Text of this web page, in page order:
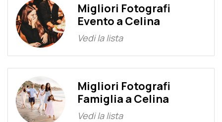
Migliori Fotografi
Evento a Celina
Vedi la lista
Migliori Fotografi
Famiglia a Celina
Vedi la lista